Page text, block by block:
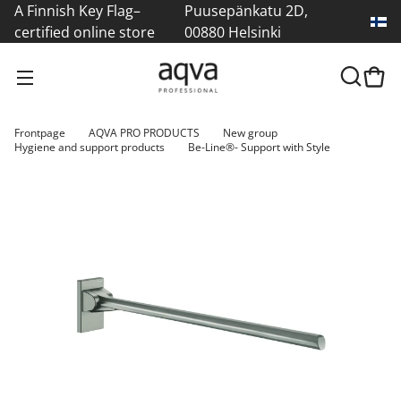
A Finnish Key Flag–
certified online store
Puusepänkatu 2D,
00880 Helsinki
Frontpage AQVA PRO PRODUCTS
New group
Hygiene and support products
Be-Line®- Support with Style